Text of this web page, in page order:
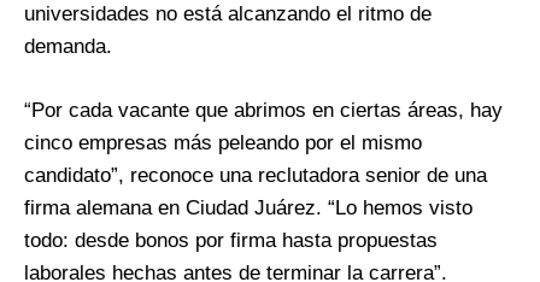
universidades no está alcanzando el ritmo de
demanda.
“Por cada vacante que abrimos en ciertas áreas, hay
cinco empresas más peleando por el mismo
candidato”, reconoce una reclutadora senior de una
firma alemana en Ciudad Juárez. “Lo hemos visto
todo: desde bonos por firma hasta propuestas
laborales hechas antes de terminar la carrera”.